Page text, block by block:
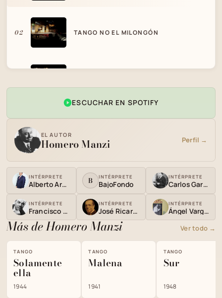
02 TANGO NO EL MILONGÓN
ESCUCHAR EN SPOTIFY
EL AUTOR
Homero Manzi Perfil →
INTÉRPRETE
Alberto Arenas B INTÉRPRETE
BajoFondo
INTÉRPRETE
Carlos Gardel
INTÉRPRETE
Francisco Canaro
INTÉRPRETE
José Ricardo
INTÉRPRETE
Ángel Vargas
Más de Homero Manzi Ver todo →
TANGO
Solamente
ella
1944
TANGO
Malena
1941
TANGO
Sur
1948